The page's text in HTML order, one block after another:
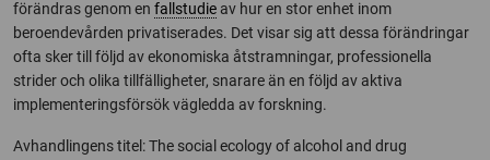
förändras genom en fallstudieav hur en stor enhet inom
beroendevården privatiserades. Det visar sig att dessa förändringar
ofta sker till följd av ekonomiska åtstramningar, professionella
strider och olika tillfälligheter, snarare än en följd av aktiva
implementeringsförsök vägledda av forskning.
Avhandlingens titel: The social ecology of alcohol and drug